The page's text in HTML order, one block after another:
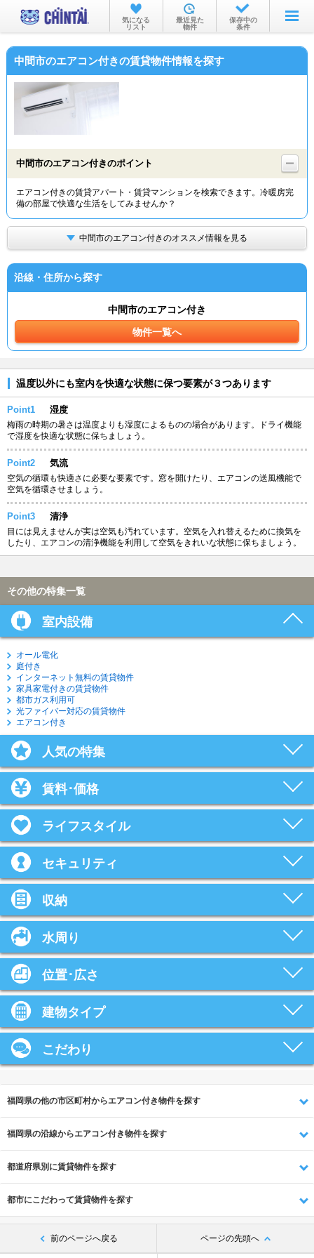
お部屋を探す
沿線・駅から
物件特集から
TOP
気になる
リスト
最近見た
物件
保存中の
条件
中間市のエアコン付きの賃貸物件情報を探す
中間市のエアコン付きのポイント
エアコン付きの賃貸アパート・賃貸マンションを検索できます。冷暖房完
備の部屋で快適な生活をしてみませんか？
中間市のエアコン付きのオススメ情報を見る
沿線・住所から探す
中間市のエアコン付き
物件一覧へ
温度以外にも室内を快適な状態に保つ要素が３つあります
Point1 湿度
梅雨の時期の暑さは温度よりも湿度によるものの場合があります。ドライ機能
で湿度を快適な状態に保ちましょう。
Point2 気流
空気の循環も快適さに必要な要素です。窓を開けたり、エアコンの送風機能で
空気を循環させましょう。
Point3 清浄
目には見えませんが実は空気も汚れています。空気を入れ替えるために換気を
したり、エアコンの清浄機能を利用して空気をきれいな状態に保ちましょう。
その他の特集一覧
室内設備
オール電化
庭付き
インターネット無料の賃貸物件
家具家電付きの賃貸物件
都市ガス利用可
光ファイバー対応の賃貸物件
エアコン付き
人気の特集
賃料･価格
ライフスタイル
セキュリティ
収納
水周り
位置･広さ
建物タイプ
こだわり
福岡県の他の市区町村からエアコン付き物件を探す
福岡県の沿線からエアコン付き物件を探す
都道府県別に賃貸物件を探す
都市にこだわって賃貸物件を探す
前のページへ戻る ページの先頭へ